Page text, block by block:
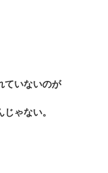
ていないのが
ゃない。